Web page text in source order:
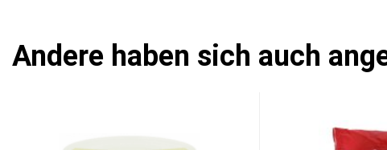
Andere haben sich auch